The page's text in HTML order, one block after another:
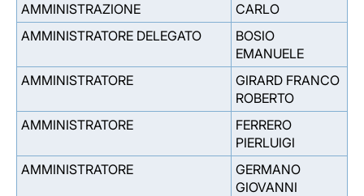
AMMINISTRAZIONE
CARLO
AMMINISTRATORE DELEGATO
BOSIO
EMANUELE
AMMINISTRATORE
GIRARD FRANCO
ROBERTO
AMMINISTRATORE
FERRERO
PIERLUIGI
AMMINISTRATORE
GERMANO
GIOVANNI